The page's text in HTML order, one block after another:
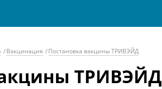
/Вакцинация /Постановка вакцины ТРИВЭЙД
ТРИВЭЙД